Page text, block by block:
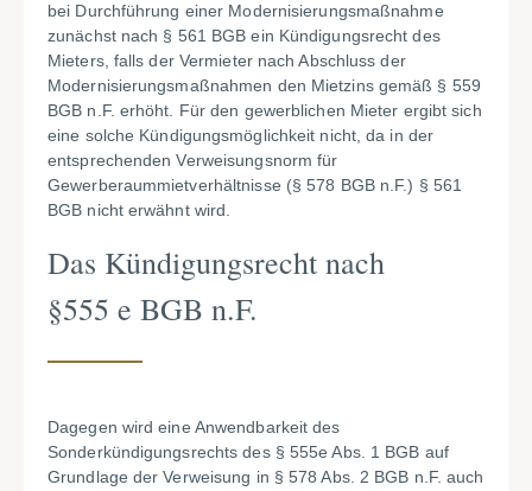
bei Durchführung einer Modernisierungsmaßnahme
zunächst nach § 561 BGB ein Kündigungsrecht des
Mieters, falls der Vermieter nach Abschluss der
Modernisierungsmaßnahmen den Mietzins gemäß § 559
BGB n.F. erhöht. Für den gewerblichen Mieter ergibt sich
eine solche Kündigungsmöglichkeit nicht, da in der
entsprechenden Verweisungsnorm für
Gewerberaummietverhältnisse (§ 578 BGB n.F.) § 561
BGB nicht erwähnt wird.
Das Kündigungsrecht nach
§555 e BGB n.F.
Dagegen wird eine Anwendbarkeit des
Sonderkündigungsrechts des § 555e Abs. 1 BGB auf
Grundlage der Verweisung in § 578 Abs. 2 BGB n.F. auch